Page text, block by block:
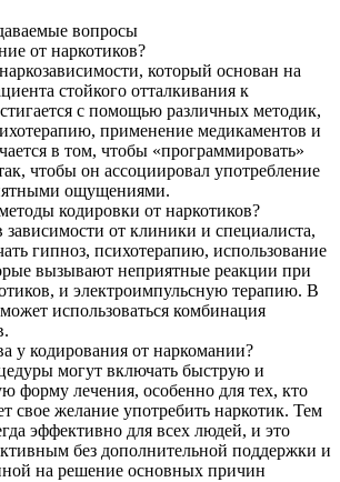
вопросы
от наркотиков?
который основан на
стойкого отталкивания к
с помощью различных методик,
применение медикаментов и
в том, чтобы «программировать»
чтобы он ассоциировал употребление
ощущениями.
кодировки от наркотиков?
от клиники и специалиста,
гипноз, психотерапию, использование
вызывают неприятные реакции при
и электроимпульсную терапию. В
использоваться комбинация
у кодирования от наркомании?
могут включать быструю и
форму лечения, особенно для тех, кто
свое желание употребить наркотик. Тем
эффективно для всех людей, и это
без дополнительной поддержки и
на решение основных причин